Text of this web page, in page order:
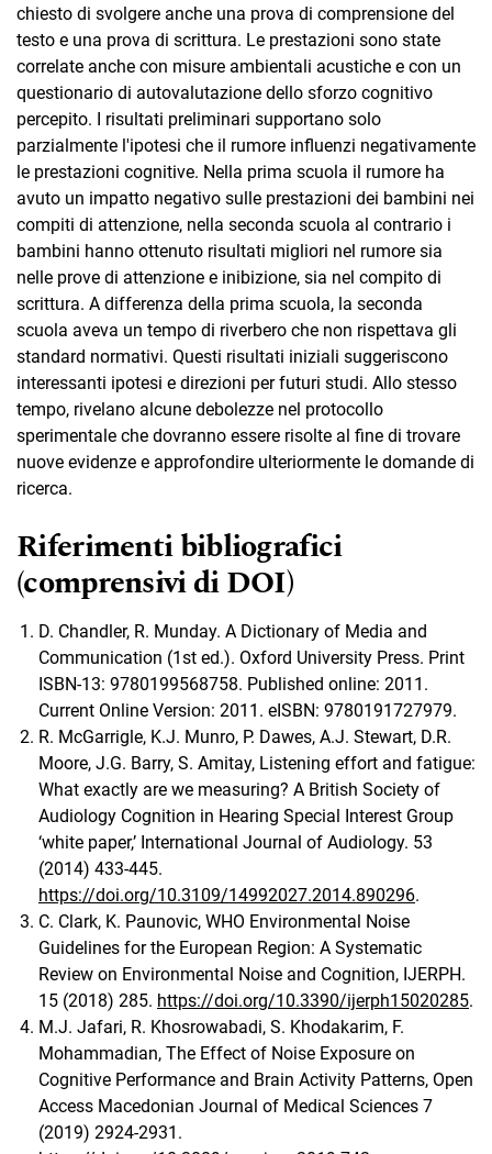
chiesto di svolgere anche una prova di comprensione del
testo e una prova di scrittura. Le prestazioni sono state
correlate anche con misure ambientali acustiche e con un
questionario di autovalutazione dello sforzo cognitivo
percepito. I risultati preliminari supportano solo
parzialmente l'ipotesi che il rumore influenzi negativamente
le prestazioni cognitive. Nella prima scuola il rumore ha
avuto un impatto negativo sulle prestazioni dei bambini nei
compiti di attenzione, nella seconda scuola al contrario i
bambini hanno ottenuto risultati migliori nel rumore sia
nelle prove di attenzione e inibizione, sia nel compito di
scrittura. A differenza della prima scuola, la seconda
scuola aveva un tempo di riverbero che non rispettava gli
standard normativi. Questi risultati iniziali suggeriscono
interessanti ipotesi e direzioni per futuri studi. Allo stesso
tempo, rivelano alcune debolezze nel protocollo
sperimentale che dovranno essere risolte al fine di trovare
nuove evidenze e approfondire ulteriormente le domande di
ricerca.
Riferimenti bibliografici
(comprensivi di DOI)
D. Chandler, R. Munday. A Dictionary of Media and
Communication (1st ed.). Oxford University Press. Print
ISBN-13: 9780199568758. Published online: 2011.
Current Online Version: 2011. eISBN: 9780191727979.
R. McGarrigle, K.J. Munro, P. Dawes, A.J. Stewart, D.R.
Moore, J.G. Barry, S. Amitay, Listening effort and fatigue:
What exactly are we measuring? A British Society of
Audiology Cognition in Hearing Special Interest Group
‘white paper,’ International Journal of Audiology. 53
(2014) 433-445.
https://doi.org/10.3109/14992027.2014.890296.
C. Clark, K. Paunovic, WHO Environmental Noise
Guidelines for the European Region: A Systematic
Review on Environmental Noise and Cognition, IJERPH.
15 (2018) 285. https://doi.org/10.3390/ijerph15020285.
M.J. Jafari, R. Khosrowabadi, S. Khodakarim, F.
Mohammadian, The Effect of Noise Exposure on
Cognitive Performance and Brain Activity Patterns, Open
Access Macedonian Journal of Medical Sciences 7
(2019) 2924-2931.